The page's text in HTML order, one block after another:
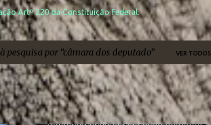
Artº 220 da Constituição Federal.
pesquisa por câmara dos deputado VER TODOS